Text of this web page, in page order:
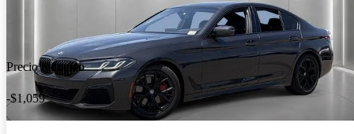
Precio reducido
-$1,059